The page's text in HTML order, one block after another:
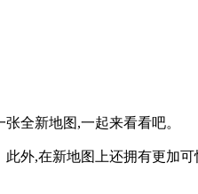
全新地图,一起来看看吧。
外,在新地图上还拥有更加